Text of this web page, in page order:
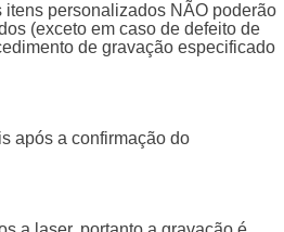
itens personalizados NÃO poderão
(exceto em caso de defeito de
de gravação especificado
após a confirmação do